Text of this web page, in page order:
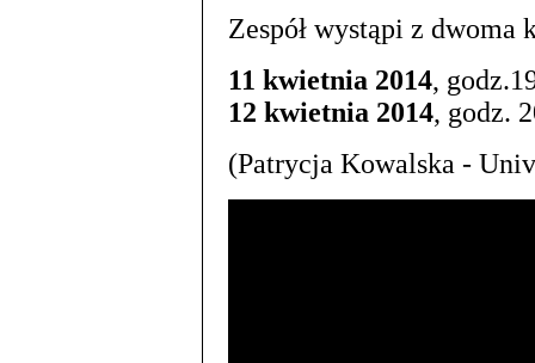
Zespół wystąpi z dwoma
11 kwietnia 2014,
12 kwietnia 2014, godz.
(Patrycja Kowalska -